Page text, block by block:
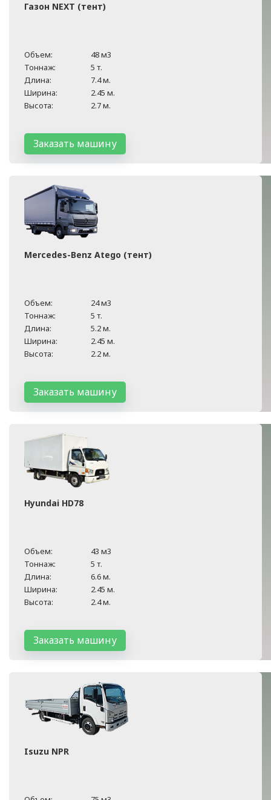
Газон NEXT (тент)
Объем:
48 м3
Тоннаж:
5 т.
Длина:
7.4 м.
Ширина:
2.45 м.
Высота:
2.7 м.
Заказать машину
Mercedes-Benz Atego (тент)
Объем:
24 м3
Тоннаж:
5 т.
Длина:
5.2 м.
Ширина:
2.45 м.
Высота:
2.2 м.
Заказать машину
Hyundai HD78
Объем:
43 м3
Тоннаж:
5 т.
Длина:
6.6 м.
Ширина:
2.45 м.
Высота:
2.4 м.
Заказать машину
Isuzu NPR